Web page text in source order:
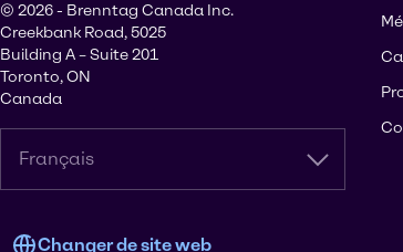
© 2026 - Brenntag Canada Inc.
Creekbank Road, 5025
Building A – Suite 201
Toronto, ON
Canada
Français
Changer de site web